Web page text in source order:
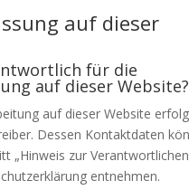
auf dieser
für die
auf dieser Website?
auf dieser Website
Dessen Kontaktdaten
„Hinweis zur
entnehmen.